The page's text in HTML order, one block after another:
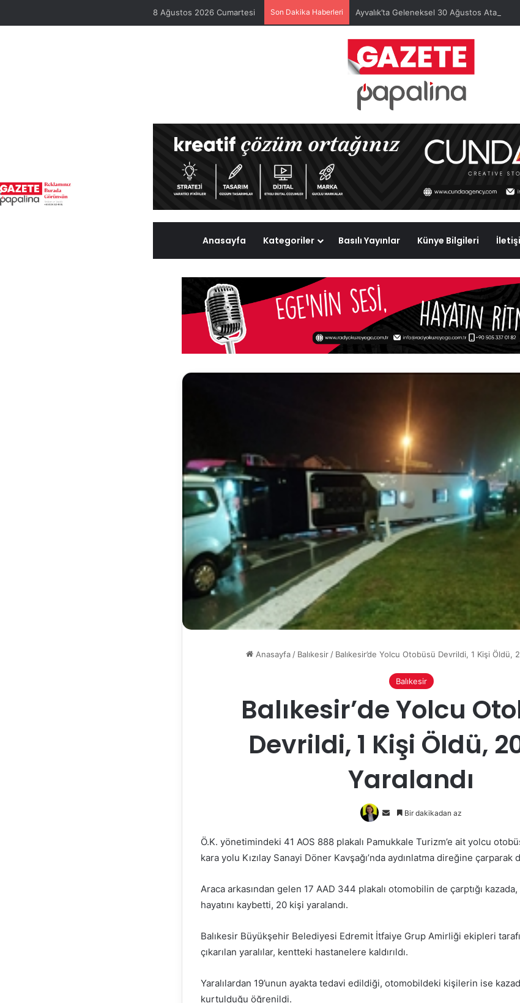
8 Ağustos 2026 Cumartesi Son Dakika Haberleri
Anasayfa Kategoriler Basılı Yayınlar Künye Bilgileri
Anasayfa / Balıkesir / Balıkesir’de Yolcu Otobüsü Devrildi, 1 Kişi Öldü,
Balıkesir
Balıkesir’de Yolcu
Devrildi, 1 Kişi Öldü,
Yaralandı
Bir
posta
göndermek
Bir dakikadan az
Ö.K. yönetimindeki 41 AOS 888 plakalı Pamukkale Turizm’e ait yolcu
kara yolu Kızılay Sanayi Döner Kavşağı’nda aydınlatma direğine çarparak
Araca arkasından gelen 17 AAD 344 plakalı otomobilin de çarptığı
hayatını kaybetti, 20 kişi yaralandı.
Balıkesir Büyükşehir Belediyesi Edremit İtfaiye Grup Amirliği ekipleri
çıkarılan yaralılar, kentteki hastanelere kaldırıldı.
Yaralılardan 19’unun ayakta tedavi edildiği, otomobildeki kişilerin ise
kurtulduğu öğrenildi.